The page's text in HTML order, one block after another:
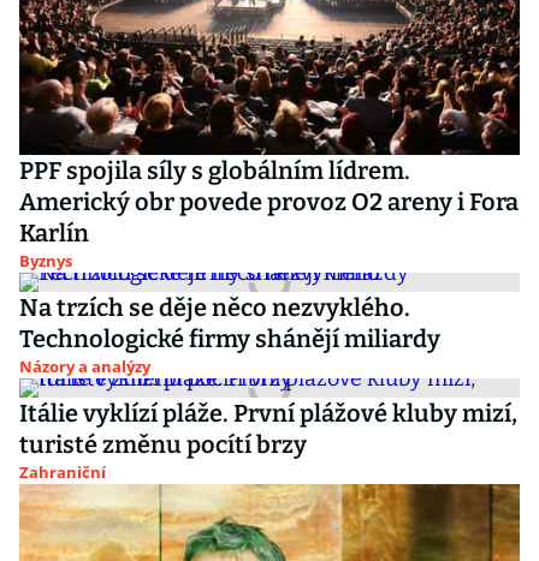
PPF spojila síly s globálním lídrem.
Americký obr povede provoz O2 areny i Fora
Karlín
Byznys
Na trzích se děje něco nezvyklého.
Technologické firmy shánějí miliardy
Názory a analýzy
Itálie vyklízí pláže. První plážové kluby mizí,
turisté změnu pocítí brzy
Zahraniční